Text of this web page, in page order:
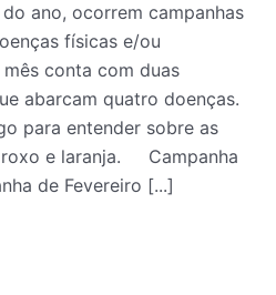
ano, ocorrem campanhas
físicas e/ou
conta com duas
abarcam quatro doenças.
para entender sobre as
roxo e laranja. Campanha
de Fevereiro [...]